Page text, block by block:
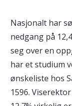
Nasjonalt har
nedgang på
seg over en
har et studium
ønskeliste hos
1596.